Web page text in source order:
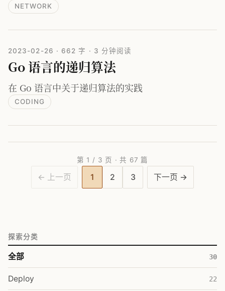
NETWORK
2023-02-26 · 662 字 · 3 分钟阅读
Go 语言的递归算法
在 Go 语言中关于递归算法的实践
CODING
第 1 / 3 页 · 共 67 篇
← 上一页 1 2 3 下一页 →
探索分类
全部 30
Deploy 22